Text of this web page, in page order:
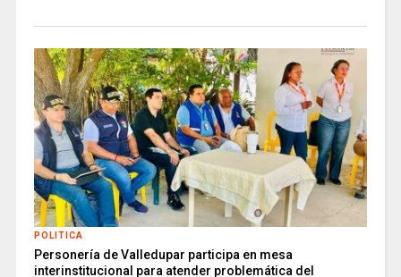
POLITICA
Personería de Valledupar participa en mesa
interinstitucional para atender problemática del